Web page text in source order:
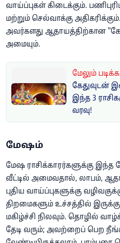
வாய்ப்புகள் கிடைக்கும்.
மற்றும் செல்வாக்கு
அவர்களது ஆதாயத்திற்கான
அமையும்.
மேலும்
கேதுவுடன்
இந்த 3
வரவு!
மேஷம்
மேஷ ராசிக்காரர்களுக்கு
வீட்டில் அமைவதால், லாபம்,
புதிய வாய்ப்புகளுக்கு
திறமைகளும் உச்சத்தில்
மகிழ்ச்சி நிலவும். தொழில்
தேடி வரும்; அவற்றைப் பெற